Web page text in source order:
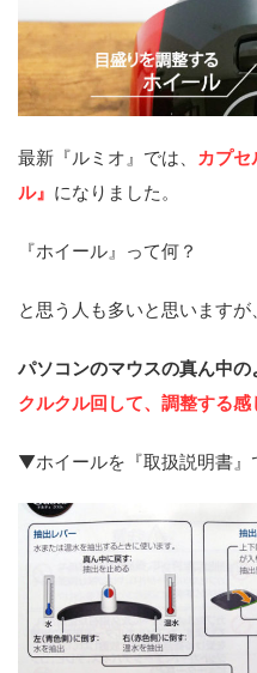
最新『ルミオ』では、 カプセ
ル』 になりました。
『ホイール』って何？
と思う人も多いと思いますが、
パソコンのマウスの真ん中の
クルクル回して、調整する感
▼ホイールを『取扱説明書